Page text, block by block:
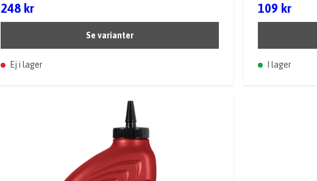
248 kr
Se varianter
Ej i lager
109 kr
I lager